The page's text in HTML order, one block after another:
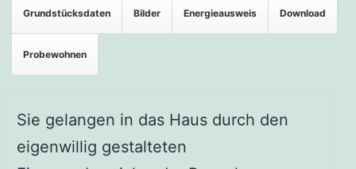
Grundstücksdaten Bilder Energieausweis Download
Probewohnen
Sie gelangen in das Haus durch den
eigenwillig gestalteten